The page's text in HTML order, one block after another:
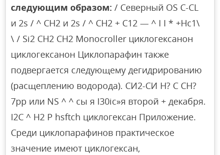
следующим образом: / Северный OS C-CL
и 2s / ^ CH2 и 2s / ^ CH2 + С12 — ^ I I * +Нс1\
\ / Si2 СН2 СН2 Monocroller циклогексанон
циклогексанон Циклопарафин также
подвергается следующему дегидрированию
(расщеплению водорода). СИ2-СИ Н? С СН?
7pp или NS ^ ^ сы я I30ic»я второй + декабря.
I2C ^ H2 P hsftch циклогексан Приложение.
Среди циклопарафинов практическое
значение имеют циклогексан,